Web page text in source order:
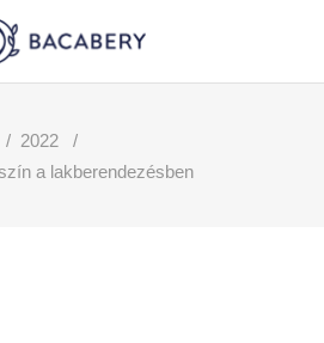
/ 2022
/
a lakberendezésben